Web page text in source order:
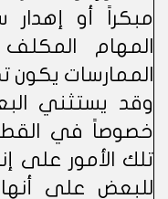
مبكراً أو إهدار
المهام
الممارسات يكون
وقد يستثني
خصوصاً في
تلك الأمور على
للبعض على